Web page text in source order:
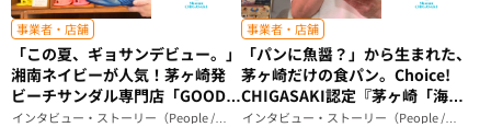
事業者・店舗
「この夏、ギョサンデビュー。」
湘南ネイビーが人気！茅ヶ崎発
ビーチサンダル専門店「GOOD
IS GOOD」が届ける、ビーサン
インタビュー・ストーリー（People /
Story）
事業者・店舗
「パンに魚醤？」から生まれた、
茅ヶ崎だけの食パン。Choice!
CHIGASAKI認定『茅ヶ崎「海の
和」食パン』ができるまで｜
インタビュー・ストーリー（People /
Story）